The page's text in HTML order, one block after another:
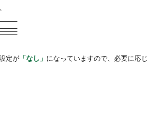
定が 「なし」 になっていますので、必要に応じ